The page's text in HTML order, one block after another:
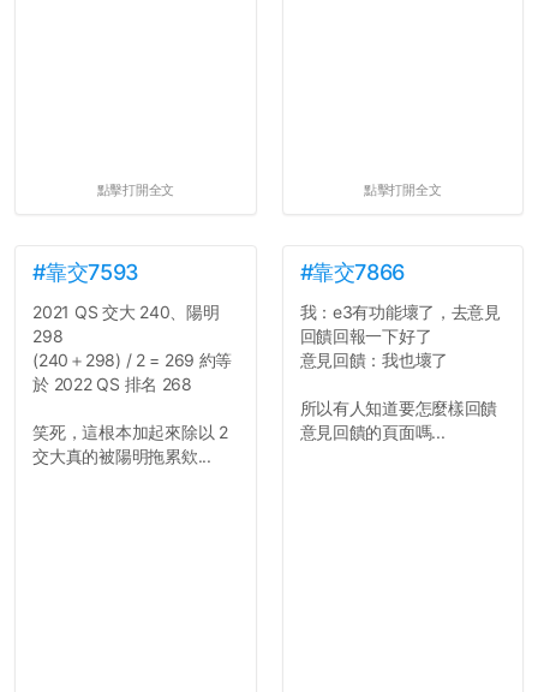
點擊打開全文 點擊打開全文
#靠交7593
2021 QS 交大 240、陽明
298
(240＋298) / 2 = 269 約等
於 2022 QS 排名 268
笑死，這根本加起來除以 2
交大真的被陽明拖累欸...
#靠交7866
我：e3有功能壞了，去意見
回饋回報一下好了
意見回饋：我也壞了
所以有人知道要怎麼樣回饋
意見回饋的頁面嗎...